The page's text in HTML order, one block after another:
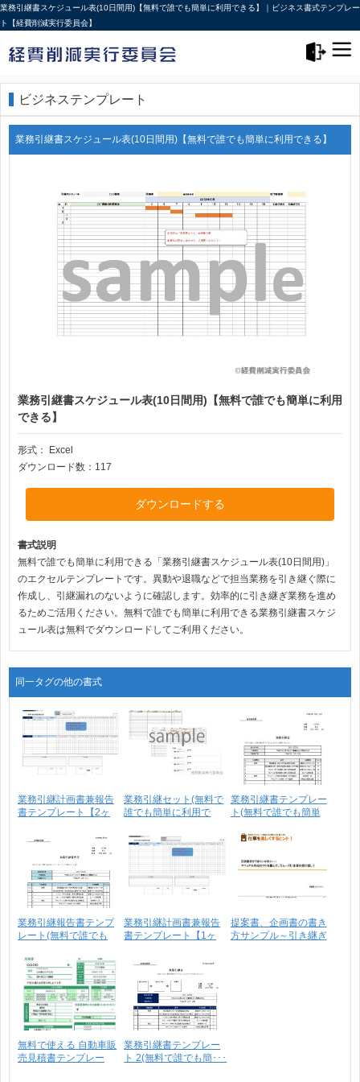
業務引継書スケジュール表(10日間用)【無料で誰でも簡単に利用できる】｜ビジネス書式テンプレー
ト【経費削減実行委員会】
ビジネステンプレート
業務引継書スケジュール表(10日間用)【無料で誰でも簡単に利用できる】
業務引継書スケジュール表(10日間用)【無料で誰でも簡単に利用
できる】
形式：
Excel
ダウンロード数：117
ダウンロードする
書式説明
無料で誰でも簡単に利用できる「業務引継書スケジュール表(10日間用)」
のエクセルテンプレートです。異動や退職などで担当業務を引き継ぐ際に
作成し、引継漏れのないように確認します。効率的に引き継ぎ業務を進め
るためご活用ください。無料で誰でも簡単に利用できる業務引継書スケジ
ュール表は無料でダウンロードしてご利用ください。
同一タグの他の書式
業務引継計画書兼報告
書テンプレート【2ヶ
業務引継セット(無料で
誰でも簡単に利用で
業務引継書テンプレー
ト(無料で誰でも簡単
業務引継報告書テンプ
レート(無料で誰でも
業務引継計画書兼報告
書テンプレート【1ヶ
提案書、企画書の書き
方サンプル～引き継ぎ
無料で使える 自動車販
売見積書テンプレー
業務引継書テンプレー
ト 2(無料で誰でも簡･･･